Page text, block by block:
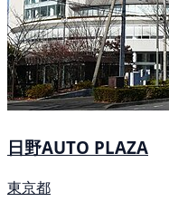
日野AUTO PLAZA
東京都